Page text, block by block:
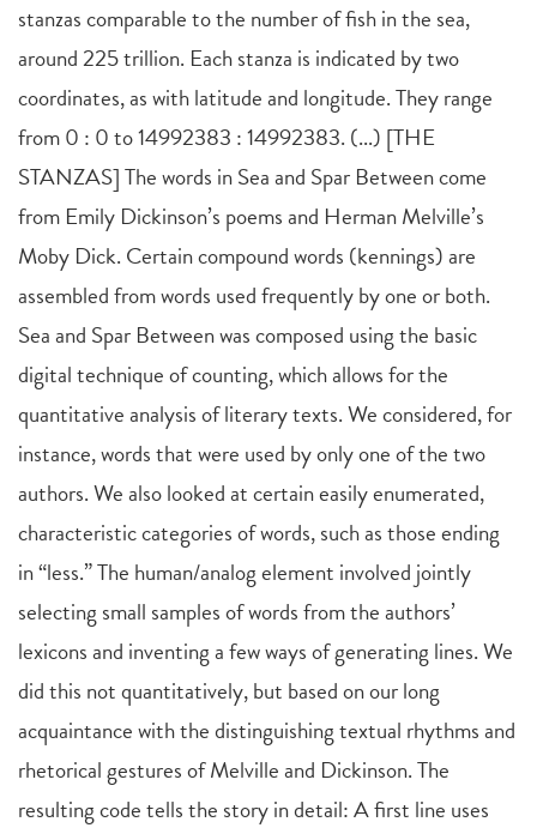
stanzas comparable to the number of fish in the sea,
around 225 trillion. Each stanza is indicated by two
coordinates, as with latitude and longitude. They range
from 0 : 0 to 14992383 : 14992383. (...) [THE
STANZAS] The words in Sea and Spar Between come
from Emily Dickinson’s poems and Herman Melville’s
Moby Dick. Certain compound words (kennings) are
assembled from words used frequently by one or both.
Sea and Spar Between was composed using the basic
digital technique of counting, which allows for the
quantitative analysis of literary texts. We considered, for
instance, words that were used by only one of the two
authors. We also looked at certain easily enumerated,
characteristic categories of words, such as those ending
in “less.” The human/analog element involved jointly
selecting small samples of words from the authors’
lexicons and inventing a few ways of generating lines. We
did this not quantitatively, but based on our long
acquaintance with the distinguishing textual rhythms and
rhetorical gestures of Melville and Dickinson. The
resulting code tells the story in detail: A first line uses